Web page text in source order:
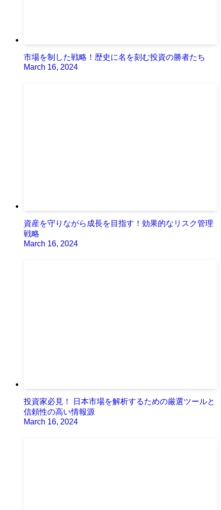
市場を制した戦略！歴史に名を刻む投資の勝者たち
March 16, 2024
資産を守りながら成長を目指す！効果的なリスク管理
戦略
March 16, 2024
投資家必見！ 日本市場を解析するための厳選ツールと
信頼性の高い情報源
March 16, 2024